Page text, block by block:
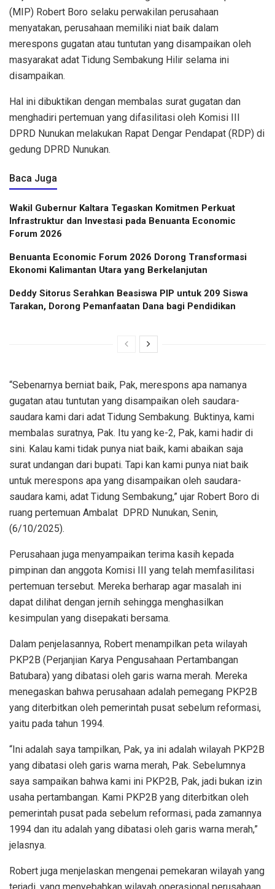
(MIP) Robert Boro selaku perwakilan perusahaan
menyatakan, perusahaan memiliki niat baik dalam
merespons gugatan atau tuntutan yang disampaikan oleh
masyarakat adat Tidung Sembakung Hilir selama ini
disampaikan.
Hal ini dibuktikan dengan membalas surat gugatan dan
menghadiri pertemuan yang difasilitasi oleh Komisi III
DPRD Nunukan melakukan Rapat Dengar Pendapat (RDP) di
gedung DPRD Nunukan.
Baca Juga
Wakil Gubernur Kaltara Tegaskan Komitmen Perkuat
Infrastruktur dan Investasi pada Benuanta Economic
Forum 2026
Benuanta Economic Forum 2026 Dorong Transformasi
Ekonomi Kalimantan Utara yang Berkelanjutan
Deddy Sitorus Serahkan Beasiswa PIP untuk 209 Siswa
Tarakan, Dorong Pemanfaatan Dana bagi Pendidikan
“Sebenarnya berniat baik, Pak, merespons apa namanya
gugatan atau tuntutan yang disampaikan oleh saudara-
saudara kami dari adat Tidung Sembakung. Buktinya, kami
membalas suratnya, Pak. Itu yang ke-2, Pak, kami hadir di
sini. Kalau kami tidak punya niat baik, kami abaikan saja
surat undangan dari bupati. Tapi kan kami punya niat baik
untuk merespons apa yang disampaikan oleh saudara-
saudara kami, adat Tidung Sembakung,” ujar Robert Boro di
ruang pertemuan Ambalat DPRD Nunukan, Senin,
(6/10/2025).
Perusahaan juga menyampaikan terima kasih kepada
pimpinan dan anggota Komisi III yang telah memfasilitasi
pertemuan tersebut. Mereka berharap agar masalah ini
dapat dilihat dengan jernih sehingga menghasilkan
kesimpulan yang disepakati bersama.
Dalam penjelasannya, Robert menampilkan peta wilayah
PKP2B (Perjanjian Karya Pengusahaan Pertambangan
Batubara) yang dibatasi oleh garis warna merah. Mereka
menegaskan bahwa perusahaan adalah pemegang PKP2B
yang diterbitkan oleh pemerintah pusat sebelum reformasi,
yaitu pada tahun 1994.
“Ini adalah saya tampilkan, Pak, ya ini adalah wilayah PKP2B
yang dibatasi oleh garis warna merah, Pak. Sebelumnya
saya sampaikan bahwa kami ini PKP2B, Pak, jadi bukan izin
usaha pertambangan. Kami PKP2B yang diterbitkan oleh
pemerintah pusat pada sebelum reformasi, pada zamannya
1994 dan itu adalah yang dibatasi oleh garis warna merah,”
jelasnya.
Robert juga menjelaskan mengenai pemekaran wilayah yang
terjadi, yang menyebabkan wilayah operasional perusahaan